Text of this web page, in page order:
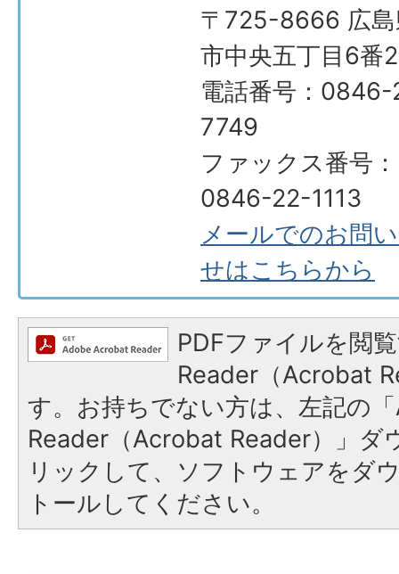
〒725-8666 広島
市中央五丁目6番
電話番号：
7749
ファックス番号：
0846-22-1113
メールでのお問
せはこちらから
PDFファイルを閲
Reader（Acrobat
す。お持ちでない方は、左記の
Reader（Acrobat Reader）」ダ
リックして、ソフトウェアをダ
トールしてください。